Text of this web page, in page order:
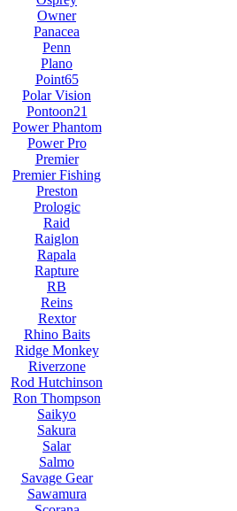
Owner
Panacea
Penn
Plano
Point65
Polar Vision
Pontoon21
Power Phantom
Power Pro
Premier
Premier Fishing
Preston
Prologic
Raid
Raiglon
Rapala
Rapture
RB
Reins
Rextor
Rhino Baits
Ridge Monkey
Riverzone
Rod Hutchinson
Ron Thompson
Saikyo
Sakura
Salar
Salmo
Savage Gear
Sawamura